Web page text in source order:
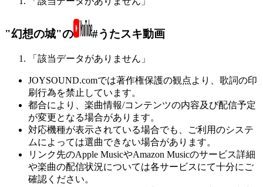
"幻想の城"の #うたスキ動画
「該当データがありません」
JOYSOUND.comでは著作権保護の観点より、歌詞の印
刷行為を禁止しています。
都合により、楽曲情報/コンテンツの内容及び配信予定
が変更となる場合があります。
対応機種が表示されている場合でも、ご利用のシステ
ムによっては選曲できない場合があります。
リンク先のApple MusicやAmazon Musicのサービス詳細
や楽曲の配信状況については各サービスにて十分にご
確認ください。